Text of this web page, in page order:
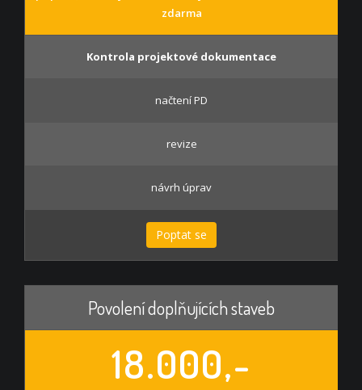
zdarma
Kontrola projektové dokumentace
načtení PD
revize
návrh úprav
Poptat se
Povolení doplňujících staveb
18.000,-